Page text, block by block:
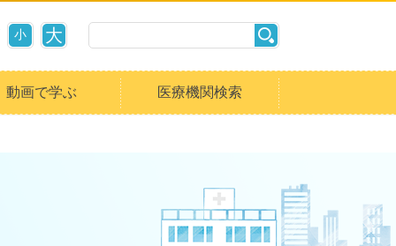
小 大
動画で学ぶ 医療機関検索